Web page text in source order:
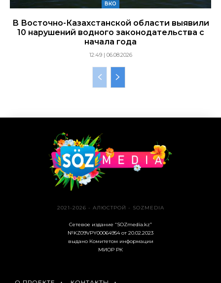
ВКО
В Восточно-Казахстанской области выявили
10 нарушений водного законодательства с
начала года
12:49 | 06.08.2026
2021-2026 - АЛЮСТРОЙ - SOZMEDIA
Сетевое издание “SOZmedia.kz”
№KZ09VPY00064954 от 20.02.2023
выдано Комитетом информации
МИОР РК